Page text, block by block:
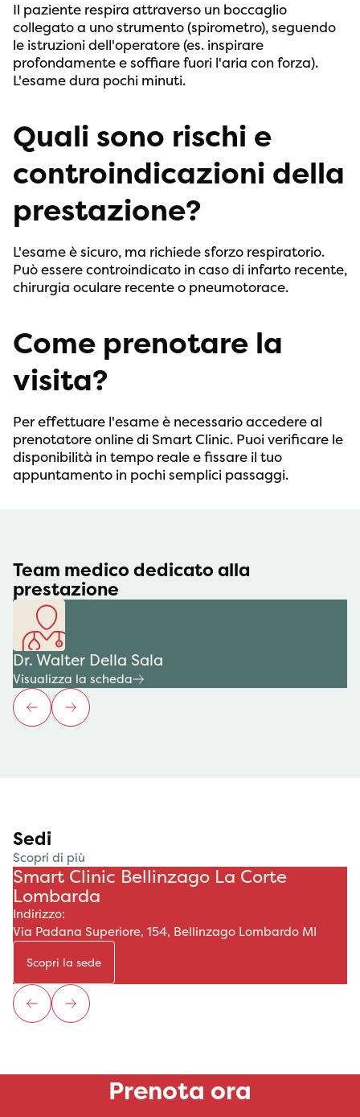
Il paziente respira attraverso un boccaglio
collegato a uno strumento (spirometro), seguendo
le istruzioni dell'operatore (es. inspirare
profondamente e soffiare fuori l'aria con forza).
L'esame dura pochi minuti.
Quali sono rischi e
controindicazioni della
prestazione?
L'esame è sicuro, ma richiede sforzo respiratorio.
Può essere controindicato in caso di infarto recente,
chirurgia oculare recente o pneumotorace.
Come prenotare la
visita?
Per effettuare l'esame è necessario accedere al
prenotatore online di Smart Clinic. Puoi verificare le
disponibilità in tempo reale e fissare il tuo
appuntamento in pochi semplici passaggi.
Team medico dedicato alla
prestazione
Dr. Walter Della Sala
Visualizza la scheda
Sedi
Scopri di più
Smart Clinic Bellinzago La Corte
Lombarda
Indirizzo:
Via Padana Superiore, 154, Bellinzago Lombardo MI
Scopri la sede